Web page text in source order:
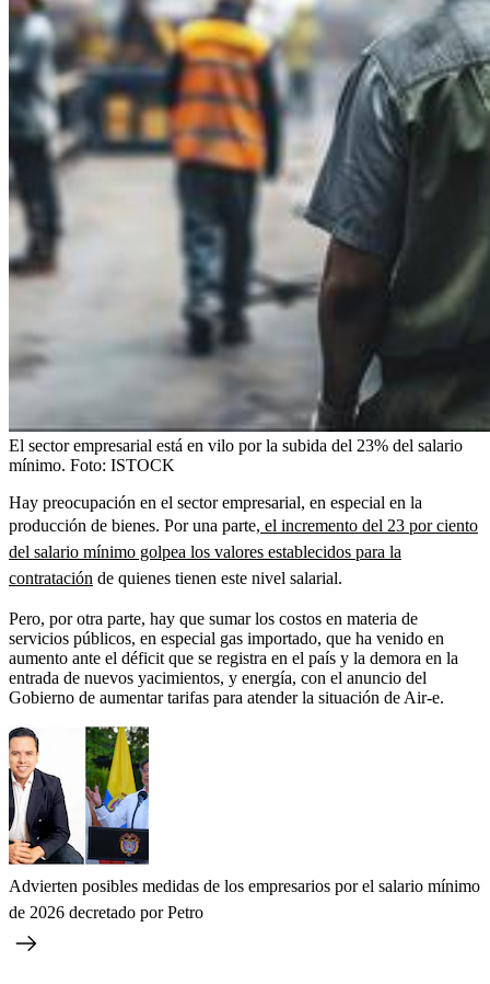
El sector empresarial está en vilo por la subida del 23% del salario
mínimo. Foto: ISTOCK
Hay preocupación en el sector empresarial, en especial en la
producción de bienes. Por una parte, el incremento del 23 por ciento
del salario mínimo golpea los valores establecidos para la
contratación de quienes tienen este nivel salarial.
Pero, por otra parte, hay que sumar los costos en materia de
servicios públicos, en especial gas importado, que ha venido en
aumento ante el déficit que se registra en el país y la demora en la
entrada de nuevos yacimientos, y energía, con el anuncio del
Gobierno de aumentar tarifas para atender la situación de Air-e.
Advierten posibles medidas de los empresarios por el salario mínimo
de 2026 decretado por Petro